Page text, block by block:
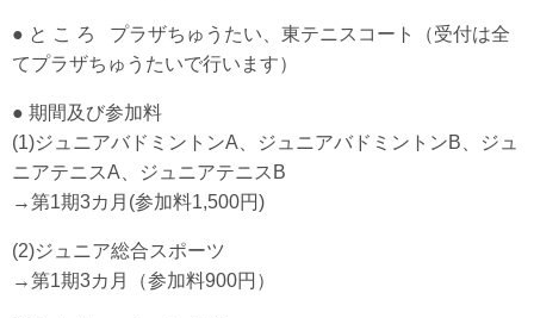
● と こ ろ プラザちゅうたい、東テニスコート（受付は全
てプラザちゅうたいで行います）
● 期間及び参加料
(1)ジュニアバドミントンA、ジュニアバドミントンB、ジュ
ニアテニスA、ジュニアテニスB
→第1期3カ月(参加料1,500円)
(2)ジュニア総合スポーツ
→第1期3カ月（参加料900円）